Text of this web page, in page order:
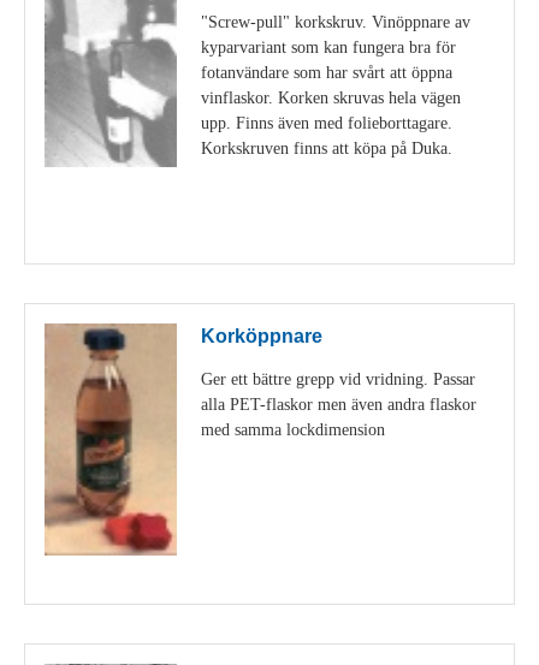
"Screw-pull" korkskruv. Vinöppnare av
kyparvariant som kan fungera bra för
fotanvändare som har svårt att öppna
vinflaskor. Korken skruvas hela vägen
upp. Finns även med folieborttagare.
Korkskruven finns att köpa på Duka.
Korköppnare
Ger ett bättre grepp vid vridning. Passar
alla PET-flaskor men även andra flaskor
med samma lockdimension